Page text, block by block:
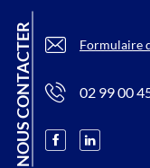
NOUS CONTACTER Formulaire
02 99 00